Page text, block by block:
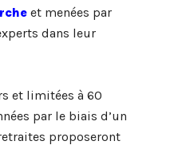
et menées par
dans leur
et limitées à 60
par le biais d’un
proposeront